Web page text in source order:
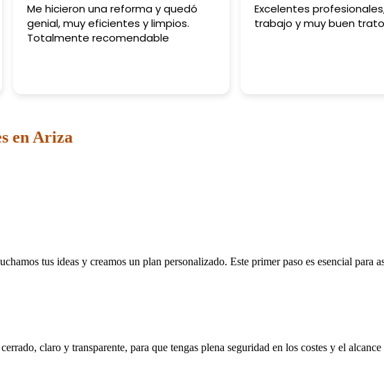
Me hicieron una reforma y quedó
genial, muy eficientes y limpios.
Totalmente recomendable
Excelentes
trabajo y muy buen
en Ariza
tus ideas y creamos un plan personalizado. Este primer paso es esencial para
claro y transparente, para que tengas plena seguridad en los costes y el